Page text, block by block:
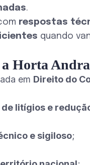
.
respostas
quando
Horta
em Direito do
litígios e
e sigiloso;